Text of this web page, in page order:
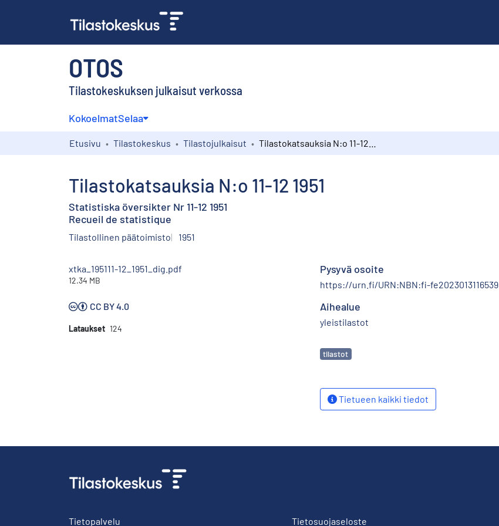
OTOS
Tilastokeskuksen julkaisut verkossa
KokoelmatSelaa
Etusivu Tilastokeskus Tilastojulkaisut
Tilastokatsauksia N:o 11-12 1951
Statistiska översikter Nr 11-12 1951
Recueil de statistique
Tilastollinen päätoimisto 1951
xtka_195111-12_1951_dig.pdf
12.34 MB
CC BY 4.0
Lataukset 124
Pysyvä osoite
https://urn.fi/URN:NBN:fi-fe2023013116539
Aihealue
yleistilastot
Avainsanat
tilastot
Tietueen kaikki tiedot
Tietopalvelu Tietosuojaseloste